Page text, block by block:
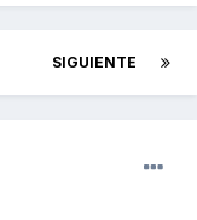
SIGUIENTE